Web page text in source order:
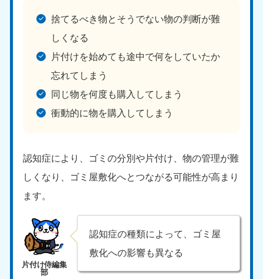
捨てるべき物とそうでない物の判断が難
しくなる
片付けを始めても途中で何をしていたか
忘れてしまう
同じ物を何度も購入してしまう
衝動的に物を購入してしまう
認知症により、ゴミの分別や片付け、物の管理が難
しくなり、ゴミ屋敷化へとつながる可能性が高まり
ます。
認知症の種類によって、ゴミ屋
敷化への影響も異なる
福島県
050-1881-5271
9:00〜19:00 年中無休
関東
東京都
050-1881-5265
9:00〜19:00 年中無休
神奈川県
9:00〜19:00 年中無休
050-1881-5268 050-1881-5266
9:00〜19:00 年中無休
群馬県
050-1881-5267
9:00〜19:00 年中無休